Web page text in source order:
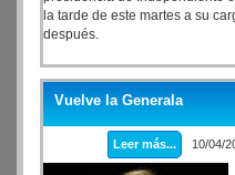
la tarde de este martes a su
después.
Vuelve la Generala
Leer más... 10/